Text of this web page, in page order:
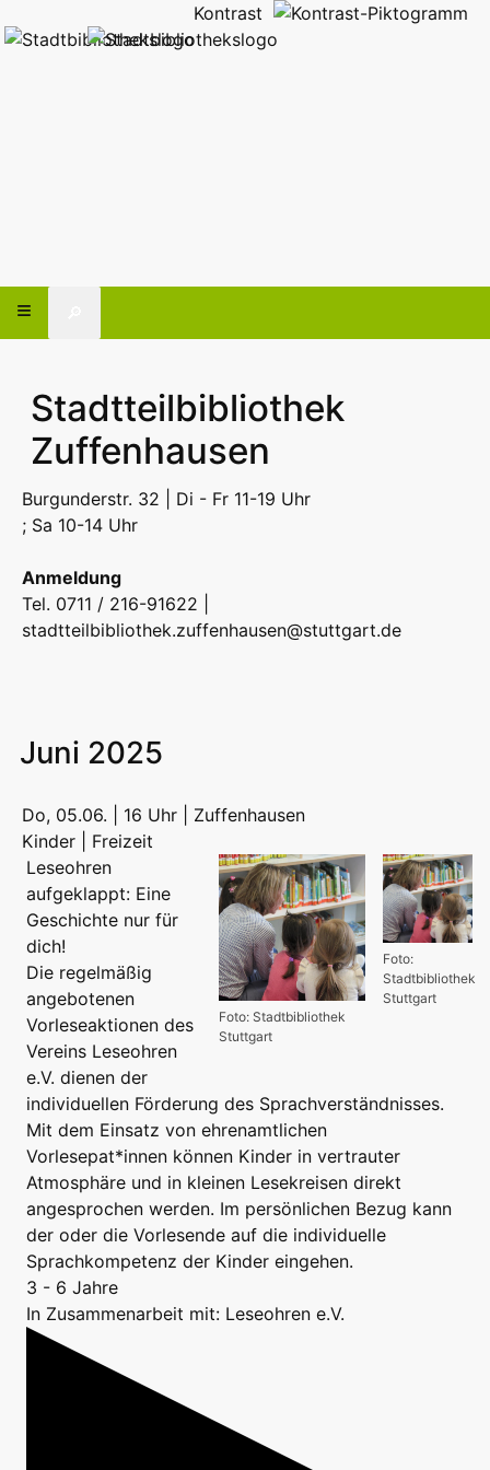
Kontrast
Stadtteilbibliothek
Zuffenhausen
Burgunderstr. 32 | Di - Fr 11-19 Uhr
; Sa 10-14 Uhr
Anmeldung
Tel. 0711 / 216-91622 |
stadtteilbibliothek.zuffenhausen@stuttgart.de
Juni 2025
Do, 05.06. | 16 Uhr | Zuffenhausen
Kinder | Freizeit
Foto:
Stadtbibliothek
Stuttgart
Foto: Stadtbibliothek
Stuttgart
Leseohren
aufgeklappt: Eine
Geschichte nur für
dich!
Die regelmäßig
angebotenen
Vorleseaktionen des
Vereins Leseohren
e.V. dienen der
individuellen Förderung des Sprachverständnisses.
Mit dem Einsatz von ehrenamtlichen
Vorlesepat*innen können Kinder in vertrauter
Atmosphäre und in kleinen Lesekreisen direkt
angesprochen werden. Im persönlichen Bezug kann
der oder die Vorlesende auf die individuelle
Sprachkompetenz der Kinder eingehen.
3 - 6 Jahre
In Zusammenarbeit mit: Leseohren e.V.